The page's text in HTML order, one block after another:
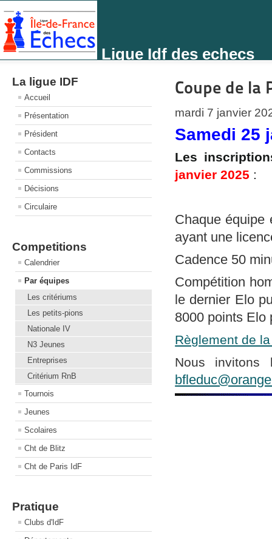
Ligue Idf des echecs
La ligue IDF
Accueil
Présentation
Président
Contacts
Commissions
Décisions
Circulaire
Competitions
Calendrier
Par équipes
Les critériums
Les petits-pions
Nationale IV
N3 Jeunes
Entreprises
Critérium RnB
Tournois
Jeunes
Scolaires
Cht de Blitz
Cht de Paris IdF
Pratique
Clubs d'IdF
Coupe de la
mardi 7 janvier
Samedi 25
Les
janvier 2025 :
Chaque équipe
ayant une
Cadence 50
Compétition
le dernier Elo
8000 points Elo
Règlement de
Nous